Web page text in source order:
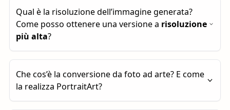
Qual è la risoluzione dell’immagine generata?
Come posso ottenere una versione a risoluzione
più alta?
generate hanno una risoluzione di circa1
megapixel. Puoi aumentarla fino a
cliccando sul pulsante“Upscale 2×”.
Che cos’è la conversione da foto ad arte? E come
la realizza PortraitArt?